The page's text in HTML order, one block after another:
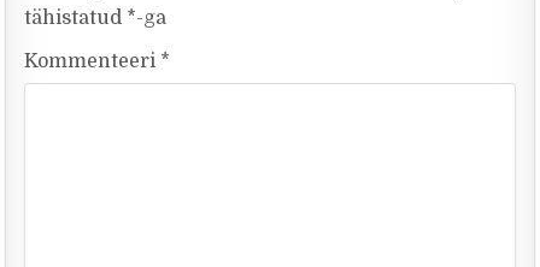
tähistatud *-ga
Kommenteeri *